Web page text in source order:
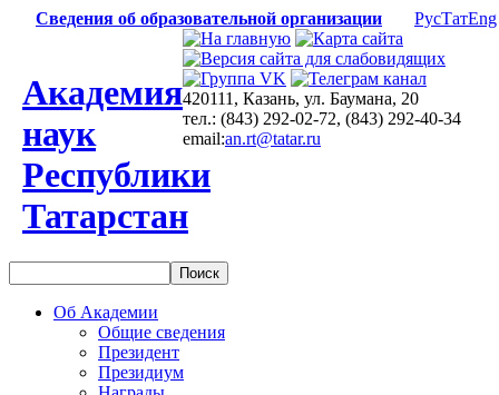
Сведения об образовательной организации РусТатEng
Академия
наук
Республики
Татарстан
420111, Казань, ул. Баумана, 20
тел.: (843) 292-02-72, (843) 292-40-34
email:an.rt@tatar.ru
Об Академии
Общие сведения
Президент
Президиум